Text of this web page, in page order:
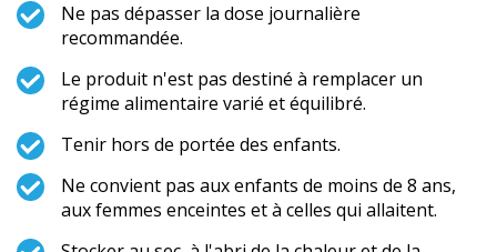
Ne pas dépasser la dose journalière
recommandée.
Le produit n'est pas destiné à remplacer un
régime alimentaire varié et équilibré.
Tenir hors de portée des enfants.
Ne convient pas aux enfants de moins de 8 ans,
aux femmes enceintes et à celles qui allaitent.